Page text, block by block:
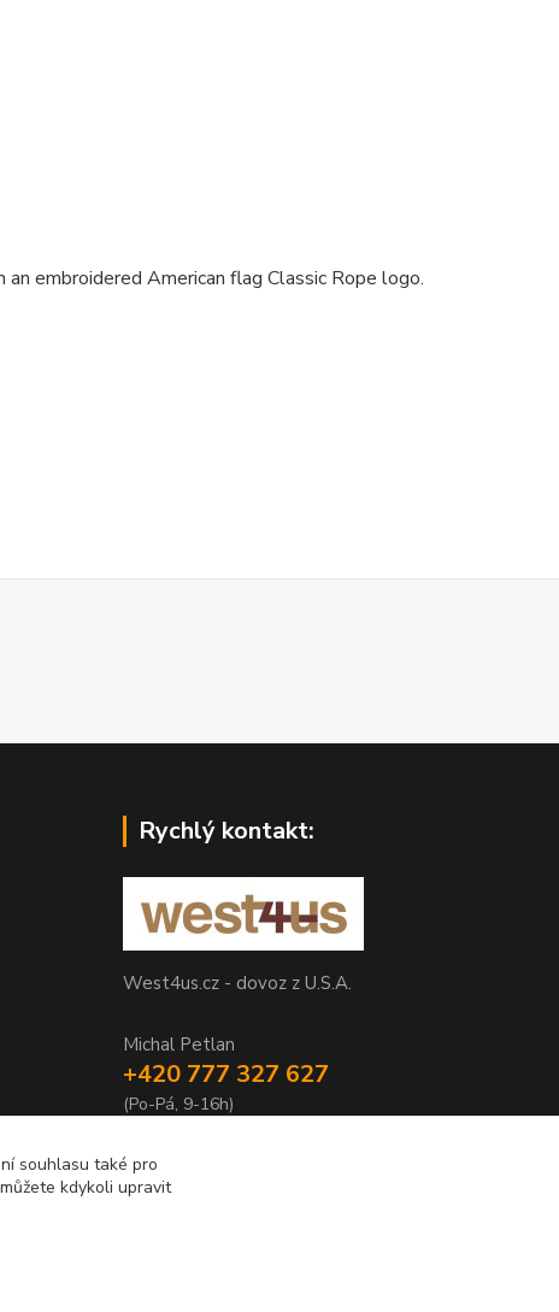
embroidered American flag Classic Rope logo.
Rychlý kontakt:
West4us.cz - dovoz z U.S.A.
Michal Petlan
+420 777 327 627
(Po-Pá, 9-16h)
souhlasu také pro
kdykoli upravit